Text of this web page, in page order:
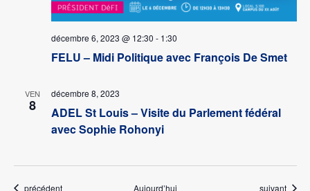
décembre 6, 2023 @ 12:30 - 1:30
FELU – Midi Politique avec François De Smet
VEN
8
décembre 8, 2023
ADEL St Louis – Visite du Parlement fédéral
avec Sophie Rohonyi
Évènements
précédent Aujourd’hui Évènements
suivant